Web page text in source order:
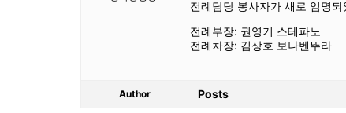
전례담당 봉사자가 새로 임명
전례부장: 권영기 스테파노
전례차장: 김상호 보나벤뚜라
Author Posts